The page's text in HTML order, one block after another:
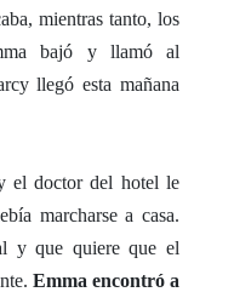
mientras tanto, los
bajó y llamó al
llegó esta mañana
el doctor del hotel le
marcharse a casa.
y que quiere que el
Emma encontró a